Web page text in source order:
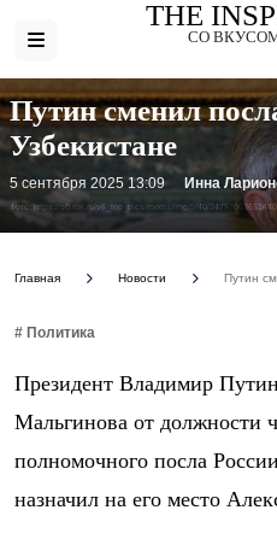
THE
СО
Фото: https://s0.rbk.ru/v6_top_pics/media/img/9/40/
Путин сменил
Узбекистане
5 сентября 2025 13:09 Инна
Главная Новости Путин
# Политика
Президент Владимир
Мальгинова от должности
полномочного посла
назначил на его место